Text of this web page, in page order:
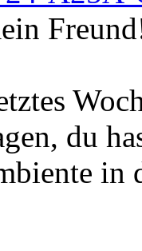
du
in